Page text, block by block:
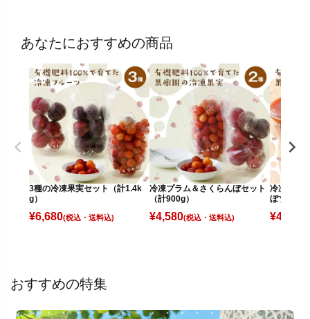
あなたにおすすめの商品
3種の冷凍果実セット（計1.4k
g）
¥6,680(税込)
冷凍プラム＆さくらんぼセット
（計900g）
¥4,580(税込)
冷凍さく
ぼソース
¥4,980
おすすめの特集